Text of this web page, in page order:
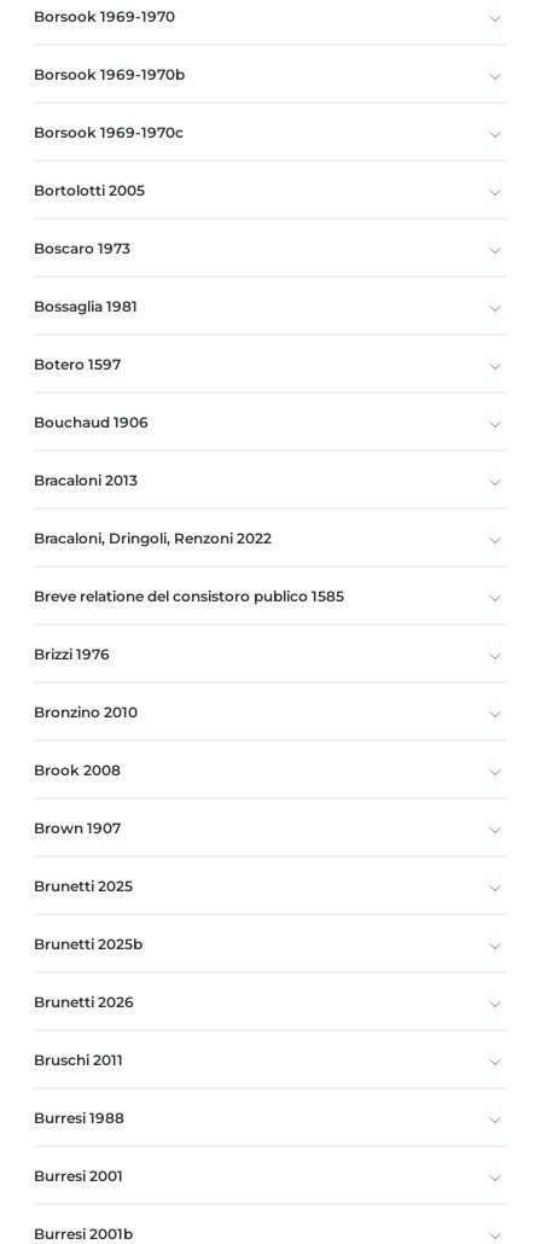
Borsook 1969-1970
Borsook 1969-1970b
Borsook 1969-1970c
Bortolotti 2005
Boscaro 1973
Bossaglia 1981
Botero 1597
Bouchaud 1906
Bracaloni 2013
Bracaloni, Dringoli, Renzoni 2022
Breve relatione del consistoro publico 1585
Brizzi 1976
Bronzino 2010
Brook 2008
Brown 1907
Brunetti 2025
Brunetti 2025b
Brunetti 2026
Bruschi 2011
Burresi 1988
Burresi 2001
Burresi 2001b